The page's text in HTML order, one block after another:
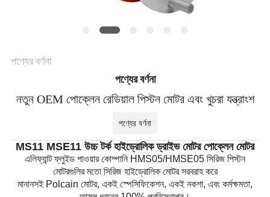
পণ্যের বর্ণনা
পণ্যের বর্ণনা
নতুন OEM পোক্লেন রেডিয়াল পিস্টন মোটর এবং খুচরা যন্ত্রাংশ
পণ্যের বর্ণনা
MS11 MSE11 উচ্চ টর্ক হাইড্রোলিক ড্রাইভ মোটর পোক্লেন মোটর
এলিফ্যান্ট ফ্লুইড পাওয়ার কোম্পানি HMS05/HMSE05 সিরিজ পিস্টন
মোটরগুলির মতো সিরিজ হাইড্রোলিক মোটর সরবরাহ করে
মানানসই Polcain মোটর, একই স্পেসিফিকেশন, একই নকশা, এবং কর্মক্ষমতা,